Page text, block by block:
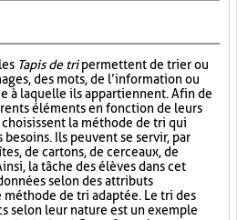
Tapis de tripermettent de trier ou
des mots, de l’information ou
à laquelle ils appartiennent. Afin de
éléments en fonction de leurs
la méthode de tri qui
Ils peuvent se servir, par
de cartons, de cerceaux, de
la tâche des élèves dans cet
selon des attributs
de tri adaptée. Le tri des
selon leur nature est un exemple